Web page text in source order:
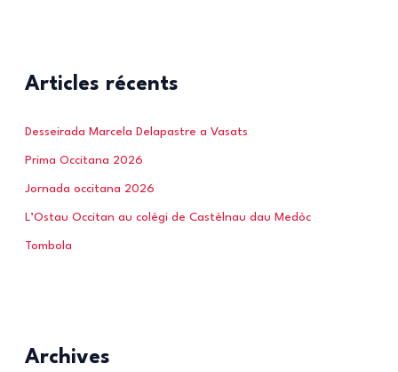
Articles récents
Desseirada Marcela Delapastre a Vasats
Prima Occitana 2026
Jornada occitana 2026
L’Ostau Occitan au colègi de Castèlnau dau Medòc
Tombola
Archives